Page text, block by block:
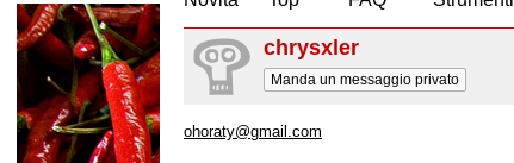
chrysxler
Manda un messaggio privato
ohoraty@gmail.com